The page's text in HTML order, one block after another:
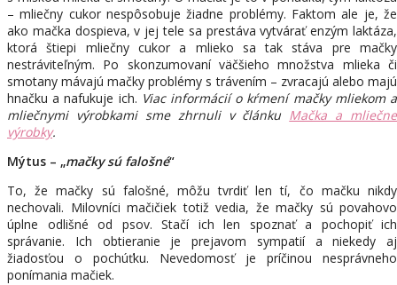
– mliečny cukor nespôsobuje žiadne problémy. Faktom ale je, že
ako mačka dospieva, v jej tele sa prestáva vytvárať enzým laktáza,
ktorá štiepi mliečny cukor a mlieko sa tak stáva pre mačky
nestráviteľným. Po skonzumovaní väčšieho množstva mlieka či
smotany mávajú mačky problémy s trávením – zvracajú alebo majú
hnačku a nafukuje ich. Viac informácií o kŕmení mačky mliekom a
mliečnymi výrobkami sme zhrnuli v článku Mačka a mliečne
výrobky.
Mýtus – „mačky sú falošné“
To, že mačky sú falošné, môžu tvrdiť len tí, čo mačku nikdy
nechovali. Milovníci mačičiek totiž vedia, že mačky sú povahovo
úplne odlišné od psov. Stačí ich len spoznať a pochopiť ich
správanie. Ich obtieranie je prejavom sympatií a niekedy aj
žiadosťou o pochúťku. Nevedomosť je príčinou nesprávneho
ponímania mačiek.